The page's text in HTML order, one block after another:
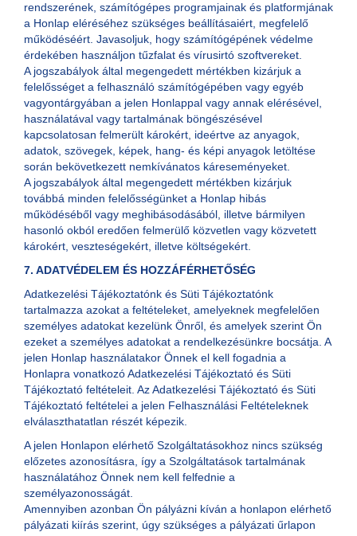
rendszerének, számítógépes programjainak és platformjának
a Honlap eléréséhez szükséges beállításaiért, megfelelő
működéséért. Javasoljuk, hogy számítógépének védelme
érdekében használjon tűzfalat és vírusirtó szoftvereket.
A jogszabályok által megengedett mértékben kizárjuk a
felelősséget a felhasználó számítógépében vagy egyéb
vagyontárgyában a jelen Honlappal vagy annak elérésével,
használatával vagy tartalmának böngészésével
kapcsolatosan felmerült károkért, ideértve az anyagok,
adatok, szövegek, képek, hang- és képi anyagok letöltése
során bekövetkezett nemkívánatos káreseményeket.
A jogszabályok által megengedett mértékben kizárjuk
továbbá minden felelősségünket a Honlap hibás
működéséből vagy meghibásodásából, illetve bármilyen
hasonló okból eredően felmerülő közvetlen vagy közvetett
károkért, veszteségekért, illetve költségekért.
7. ADATVÉDELEM ÉS HOZZÁFÉRHETŐSÉG
Adatkezelési Tájékoztatónk és Süti Tájékoztatónk
tartalmazza azokat a feltételeket, amelyeknek megfelelően
személyes adatokat kezelünk Önről, és amelyek szerint Ön
ezeket a személyes adatokat a rendelkezésünkre bocsátja. A
jelen Honlap használatakor Önnek el kell fogadnia a
Honlapra vonatkozó Adatkezelési Tájékoztató és Süti
Tájékoztató feltételeit. Az Adatkezelési Tájékoztató és Süti
Tájékoztató feltételei a jelen Felhasználási Feltételeknek
elválaszthatatlan részét képezik.
A jelen Honlapon elérhető Szolgáltatásokhoz nincs szükség
előzetes azonosításra, így a Szolgáltatások tartalmának
használatához Önnek nem kell felfednie a
személyazonosságát.
Amennyiben azonban Ön pályázni kíván a honlapon elérhető
pályázati kiírás szerint, úgy szükséges a pályázati űrlapon